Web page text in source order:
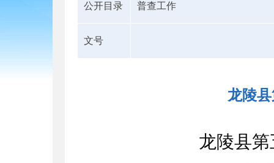
公开目录 普查工作
文号
龙陵
龙陵县